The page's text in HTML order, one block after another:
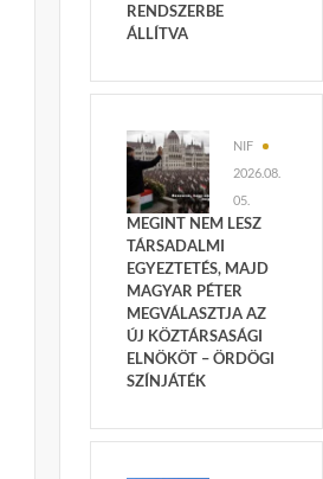
RENDSZERBE
ÁLLÍTVA
NIF
2026.08.
05.
MEGINT NEM LESZ
TÁRSADALMI
EGYEZTETÉS, MAJD
MAGYAR PÉTER
MEGVÁLASZTJA AZ
ÚJ KÖZTÁRSASÁGI
ELNÖKÖT – ÖRDÖGI
SZÍNJÁTÉK